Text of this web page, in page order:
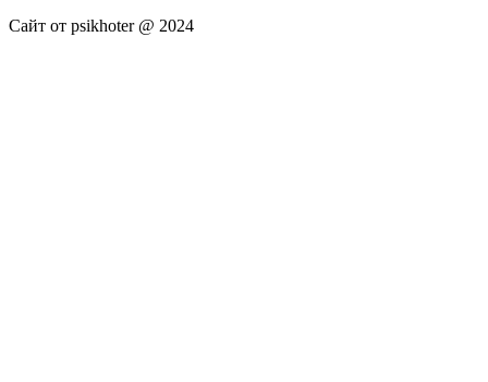
Сайт от psikhoter @ 2024